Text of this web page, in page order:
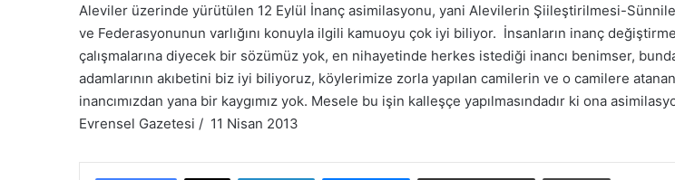
Aleviler üzerinde yürütülen 12 Eylül İnanç asimilasyonu, yani Alevilerin Şiileştirilmesi-
ve Federasyonunun varlığını konuyla ilgili kamuoyu çok iyi biliyor. İnsanların inanç
çalışmalarına diyecek bir sözümüz yok, en nihayetinde herkes istediği inancı benimser,
adamlarının akıbetini biz iyi biliyoruz, köylerimize zorla yapılan camilerin ve o camilere
inancımızdan yana bir kaygımız yok. Mesele bu işin kalleşçe yapılmasındadır ki ona
Evrensel Gazetesi / 11 Nisan 2013